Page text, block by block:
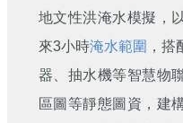
地文性洪淹水模擬，以
來3小時淹水範圍 ，
器、抽水機等智慧物
區圖等靜態圖資，建